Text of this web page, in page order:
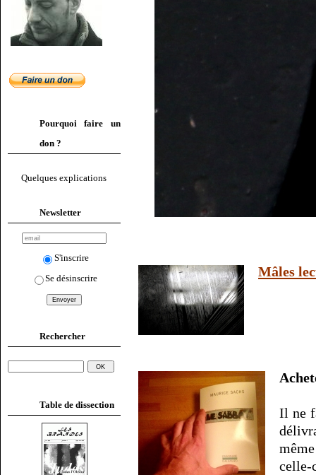
Pourquoi faire un
don ?
Quelques explications
Newsletter
S'inscrire
Se désinscrire
Rechercher
Table de dissection
Mâles
Il ne